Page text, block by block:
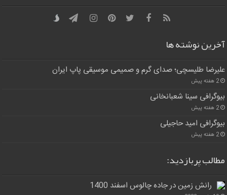
آخرین نوشته ها
علیرضا طلیسچی؛ صدای گرم و صمیمی موسیقی پاپ ایران
2 هفته پیش
بیوگرافی سینا شعبانخانی
2 هفته پیش
بیوگرافی امید حاجیلی
2 هفته پیش
مطالب پربازدید:
رانش زمین در جاده چالوس اسفند 1400